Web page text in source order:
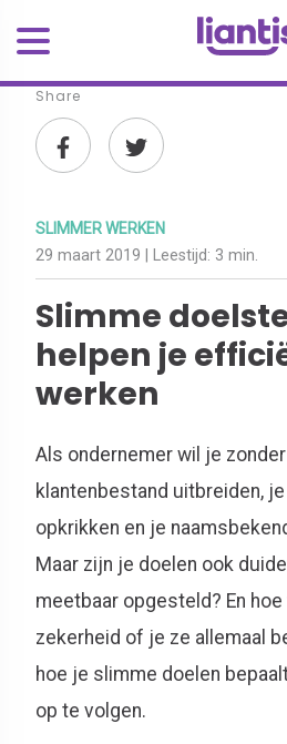
Share
SLIMMER WERKEN
29 maart 2019 | Leestijd: 3 min.
Slimme
helpen je
werken
Als ondernemer wil je
klantenbestand uitbreiden,
opkrikken en je
Maar zijn je doelen ook
meetbaar opgesteld? En
zekerheid of je ze allemaal
hoe je slimme doelen
op te volgen.